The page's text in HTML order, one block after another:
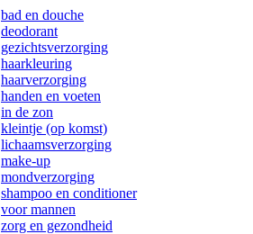
bad en douche
deodorant
gezichtsverzorging
haarkleuring
haarverzorging
handen en voeten
in de zon
kleintje (op komst)
lichaamsverzorging
make-up
mondverzorging
shampoo en conditioner
voor mannen
zorg en gezondheid